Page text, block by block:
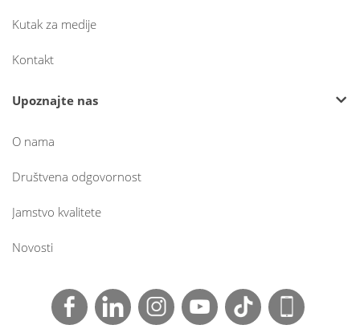
Kutak za medije
Kontakt
Upoznajte nas
O nama
Društvena odgovornost
Jamstvo kvalitete
Novosti